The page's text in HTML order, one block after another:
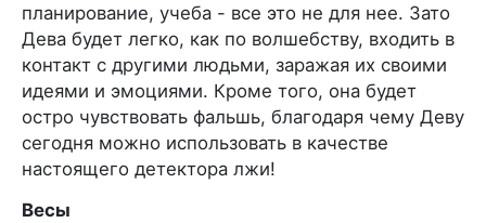
планирование, учеба - все это не для нее. Зато
Дева будет легко, как по волшебству, входить в
контакт с другими людьми, заражая их своими
идеями и эмоциями. Кроме того, она будет
остро чувствовать фальшь, благодаря чему Деву
сегодня можно использовать в качестве
настоящего детектора лжи!
Весы